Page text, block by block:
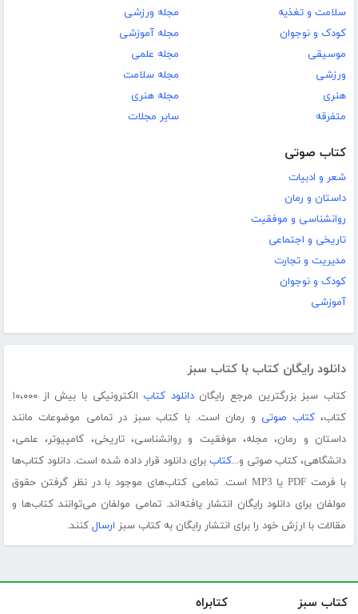
سلامت و تغذیه
کودک و نوجوان
موسیقی
ورزشی
هنری
متفرقه
مجله ورزشی
مجله آموزشی
مجله علمی
مجله سلامت
مجله هنری
سایر مجلات
کتاب صوتی
شعر و ادبیات
داستان و رمان
روانشناسی و موفقیت
تاریخی و اجتماعی
مدیریت و تجارت
کودک و نوجوان
آموزشی
دانلود رایگان کتاب با کتاب سبز
کتاب سبز بزرگترین مرجع رایگاندانلود کتاب
الکترونیکی با بیش از ۱۰،۰۰۰
کتاب،کتاب صوتی و رمان است. با کتاب سبز در تمامی موضوعات مانند
داستان و رمان، مجله، موفقیت و روانشناسی، تاریخی، کامپیوتر، علمی،
دانشگاهی، کتاب صوتی و...کتاب برای دانلود قرار داده شده است. دانلود کتاب‌ها
با فرمت PDF یا MP3 است. تمامی کتاب‌های موجود با در نظر گرفتن حقوق
مولفان برای دانلود رایگان انتشار یافته‌اند. تمامی مولفان می‌توانند کتاب‌ها و
مقالات با ارزش خود را برای انتشار رایگان به کتاب سبز ارسال کنند.
کتاب سبز کتابراه